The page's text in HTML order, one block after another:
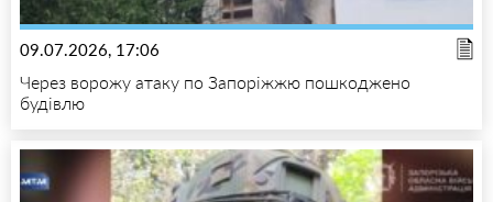
09.07.2026, 17:06
Через ворожу атаку по Запоріжжю пошкоджено
будівлю